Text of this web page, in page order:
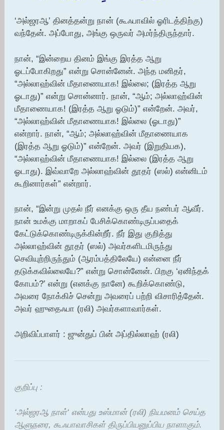
‘அல்ஜரஆ’ தினத்தன்று நான் (கூஃபாவில் ஓரிடத்திற்கு)
வந்தேன். அப்போது, அங்கு ஒருவர் அமர்ந்திருந்தார்.
நான், “இன்றைய தினம் இங்கு இரத்த ஆறு
ஓடப்போகிறது” என்று சொன்னேன். அந்த மனிதர்,
“அல்லாஹ்வின் மீதாணையாக! இல்லை; (இரத்த ஆறு
ஓடாது)” என்று சொன்னார். நான், “ஆம்; அல்லாஹ்வின்
மீதாணையாக! (இரத்த ஆறு ஓடும்)” என்றேன். அவர்,
“அல்லாஹ்வின் மீதாணையாக! இல்லை (ஓடாது)”
என்றார். நான், “ஆம்; அல்லாஹ்வின் மீதாணையாக
(இரத்த ஆறு ஓடும்)” என்றேன். அவர் (இறுதியக),
“அல்லாஹ்வின் மீதாணையாக! இல்லை (இரத்த ஆறு
ஓடாது). இவ்வாறே அல்லாஹ்வின் தூதர் (ஸல்) என்னிடம்
கூறினார்கள்” என்றார்.
நான், “இன்று முதல் நீர் எனக்கு ஒரு தீய நண்பர் ஆவீர்.
நான் உமக்கு மாறாகப் பேசிக்கொண்டிருப்பதைக்
கேட்டுக்கொண்டிருக்கின்றீர். நீர் இது குறித்து
அல்லாஹ்வின் தூதர் (ஸல்) அவர்களிடமிருந்து
செவியுற்றிருந்தும் (ஆரம்பத்திலேயே) என்னை நீர்
தடுக்கவில்லையே?” என்று சொன்னேன். பிறகு ‘ஏனிந்தக்
கோபம்?’ என்று (எனக்கு நானே) கூறிக்கொண்டு,
அவரை நோக்கிச் சென்று அவரைப் பற்றி விசாரித்தேன்.
அவர் ஹுதைஃபா (ரலி) அவர்களாவார்கள்.
அறிவிப்பாளர் : ஜுன்துப் பின் அப்தில்லாஹ் (ரலி)
குறிப்பு :
‘அல்ஜரஆ நாள்‘ என்பது உஸ்மான் (ரலி) நியமனம் செய்த
ஆளுநரை, கூஃபாவாசிகள் திருப்பியனுப்பிய நாளாகும்.